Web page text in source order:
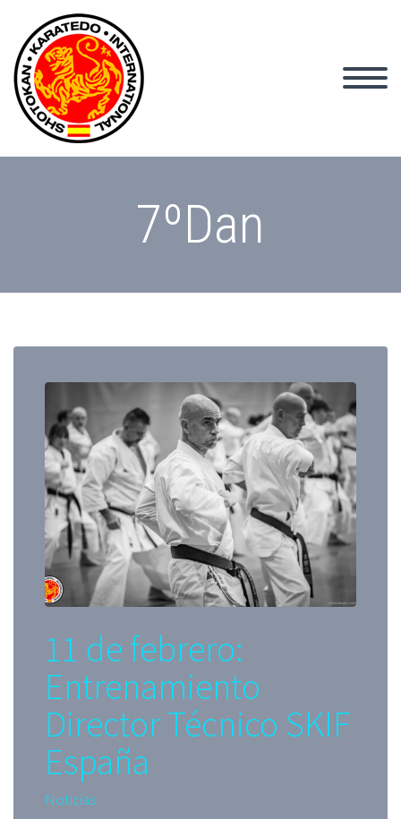
7ºDan
11 de febrero:
Entrenamiento
Director Técnico SKIF
España
Noticias